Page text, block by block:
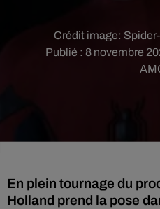
Publié : 8 novembre
Crédit image:
En plein tournage du
Holland prend la pose